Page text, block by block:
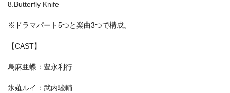
8.Butterfly Knife
※ドラマパート5つと楽曲3つで構成。
【CAST】
烏麻亜蝶：豊永利行
氷薙ルイ：武内駿輔